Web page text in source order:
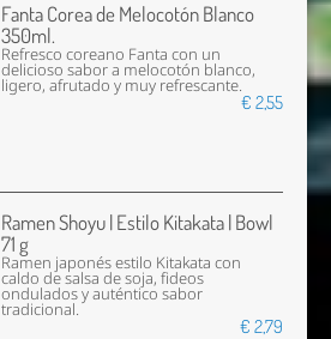
Fanta Corea de Melocotón Blanco
350ml.
Refresco coreano Fanta con un
delicioso sabor a melocotón blanco,
ligero, afrutado y muy refrescante.
€ 2,55
Ramen Shoyu | Estilo Kitakata | Bowl
71 g
Ramen japonés estilo Kitakata con
caldo de salsa de soja, fideos
ondulados y auténtico sabor
tradicional.
€ 2,79